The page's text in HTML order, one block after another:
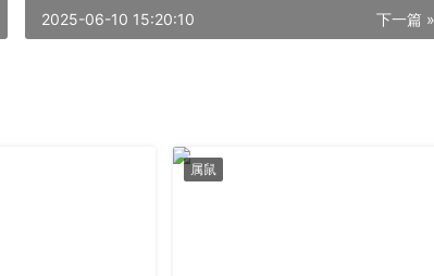
下一篇 »
2025-06-10 15:20:10
属鼠